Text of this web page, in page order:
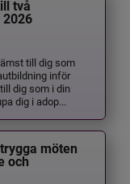
två
2026
till dig som
inför
dig som i din
dig i adop...
möten
och